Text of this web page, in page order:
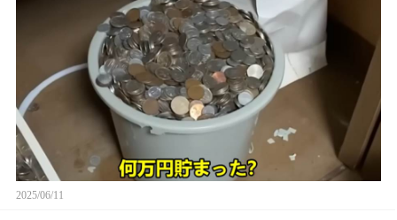
2025/06/11